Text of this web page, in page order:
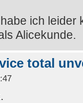
ich leider
Alicekunde.
total